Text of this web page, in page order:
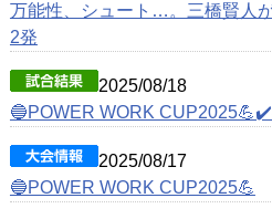
万能性、シュート…。三橋賢人
2発
2025/08/18
🔵POWER WORK
2025/08/17
🔵POWER WORK CUP2025💪